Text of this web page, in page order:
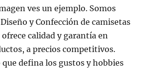
ves un ejemplo. Somos
y Confección de camisetas
calidad y garantía en
a precios competitivos.
defina los gustos y hobbies